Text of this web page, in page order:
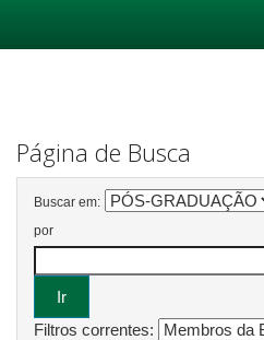
Página de Busca
Buscar em:
por
Filtros correntes: